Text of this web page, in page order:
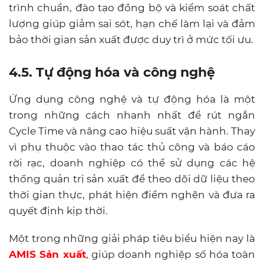
trình chuẩn, đào tạo đồng bộ và kiểm soát chất
lượng giúp giảm sai sót, hạn chế làm lại và đảm
bảo thời gian sản xuất được duy trì ở mức tối ưu.
4.5. Tự động hóa và công nghệ
Ứng dụng công nghệ và tự động hóa là một
trong những cách nhanh nhất để rút ngắn
Cycle Time và nâng cao hiệu suất vận hành. Thay
vì phụ thuộc vào thao tác thủ công và báo cáo
rời rạc, doanh nghiệp có thể sử dụng các hệ
thống quản trị sản xuất để theo dõi dữ liệu theo
thời gian thực, phát hiện điểm nghẽn và đưa ra
quyết định kịp thời.
Một trong những giải pháp tiêu biểu hiện nay là
AMIS Sản xuất, giúp doanh nghiệp số hóa toàn